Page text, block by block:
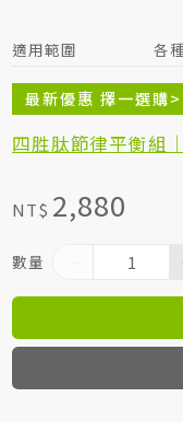
適用範圍 各
最新優惠 擇一選購
四胜肽節律平衡組
NT$ 2,880
數量